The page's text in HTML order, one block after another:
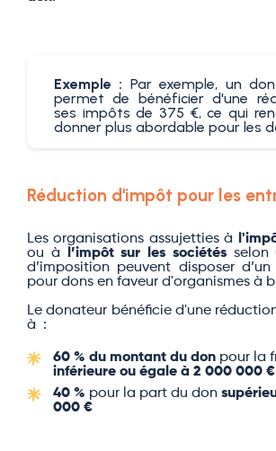
Exemple : Par exemple, un
permet de bénéficier d'une
ses impôts de 375 €, ce qui
donner plus abordable pour les
Réduction d'impôt pour les
Les organisations assujetties à
ou à
l’impôt sur les sociétésselon
d’imposition peuvent disposer
pour dons en faveur d'organismes à
Le donateur bénéficie d'une
à :
60 % du montant du don pour la
inférieure ou égale à 2 000 000 €
40 % pour la part du don
000 €